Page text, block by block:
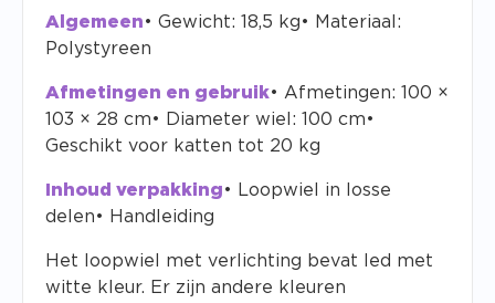
Algemeen• Gewicht: 18,5 kg• Materiaal:
Polystyreen
Afmetingen en gebruik• Afmetingen: 100 ×
103 × 28 cm• Diameter wiel: 100 cm•
Geschikt voor katten tot 20 kg
Inhoud verpakking• Loopwiel in losse
delen• Handleiding
Het loopwiel met verlichting bevat led met
witte kleur. Er zijn andere kleuren